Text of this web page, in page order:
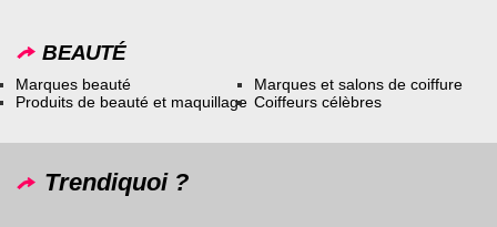
BEAUTÉ
Marques beauté
Produits de beauté et maquillage
Marques et salons de coiffure
Coiffeurs célèbres
Trendiquoi ?